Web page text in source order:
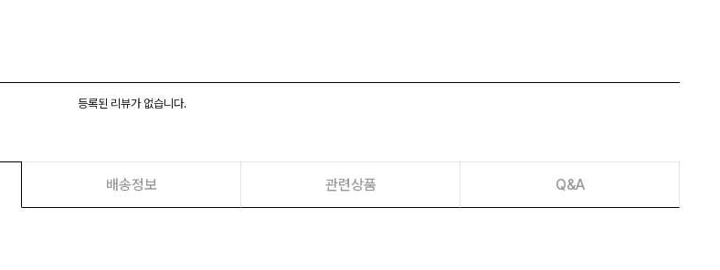
등록된 리뷰가 없습니다.
배송정보 관련상품 Q&A